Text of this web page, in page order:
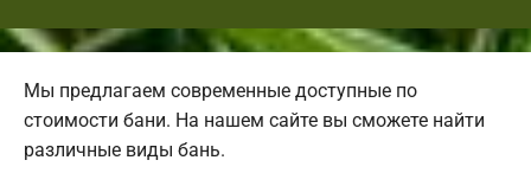
Мы предлагаем современные доступные по
стоимости бани. На нашем сайте вы сможете найти
различные виды бань.